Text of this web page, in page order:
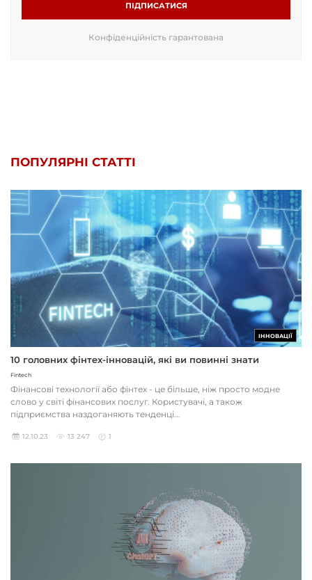
ПІДПИСАТИСЯ
Конфіденційність гарантована
ПОПУЛЯРНІ СТАТТІ
ІННОВАЦІЇ
10 головних фінтех-інновацій, які ви повинні знати
Fintech
Фінансові технології або фінтех - це більше, ніж просто модне
слово у світі фінансових послуг. Користувачі, а також
підприємства наздоганяють тенденці...
12.10.23 13 247 1